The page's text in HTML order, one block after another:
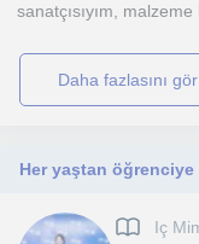
sanatçısıyım,
daha fazlasını gör
Her yaştan öğrenciye
Iç